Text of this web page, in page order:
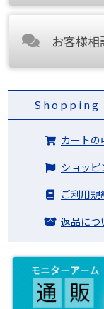
お客様相
カートの
ショッピ
ご利用規
返品につ